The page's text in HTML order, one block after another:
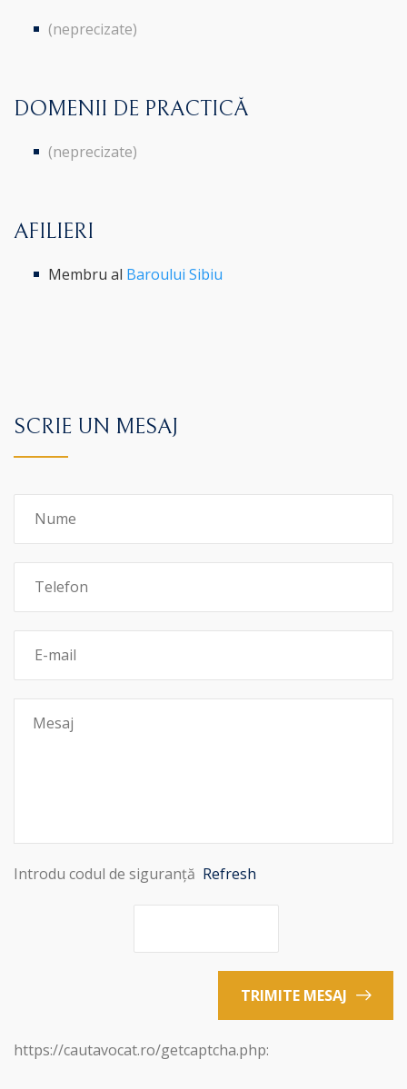
(neprecizate)
DOMENII DE PRACTICĂ
(neprecizate)
AFILIERI
Membru al Baroului Sibiu
SCRIE UN MESAJ
Introdu codul de siguranță Refresh
TRIMITE MESAJ
https://cautavocat.ro/getcaptcha.php: